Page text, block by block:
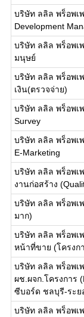
บริษัท ลลิล พร็อพเ
Development
บริษัท ลลิล พร็อพเ
มนุษย์
บริษัท ลลิล พร็อพเ
เงิน(ตรวจจ่าย)
บริษัท ลลิล พร็อพเ
Survey
บริษัท ลลิล พร็อพเ
E-Marketing
บริษัท ลลิล พร็อพเ
งานก่อสร้าง
บริษัท ลลิล พร็อพเ
มาก)
บริษัท ลลิล พร็อพเ
หน้าที่ขาย (โครงก
บริษัท ลลิล พร็อพเ
ผช.ผจก.โครงการ
ซีบอร์ด ชลบุรี-ระย
บริษัท ลลิล พร็อพเ